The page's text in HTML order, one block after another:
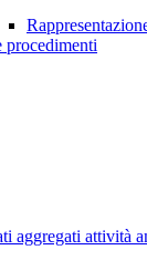
procedimenti
aggregati attività